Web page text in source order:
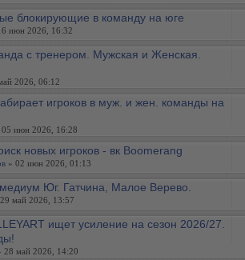
блокирующие в команду на юге
июн 2026, 16:32
с тренером. Мужская и Женская.
2026, 06:12
игроков в муж. и жен. команды на
05 июн 2026, 16:28
новых игроков - вк Boomerang
» 02 июн 2026, 01:13
Юг. Гатчина, Малое Верево.
май 2026, 13:57
ищет усиление на сезон 2026/27.
28 май 2026, 14:20